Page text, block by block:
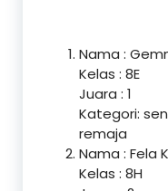
Nama :
Kelas : 8E
Juara : 1
Kategori:
remaja
Nama : Fela
Kelas : 8H